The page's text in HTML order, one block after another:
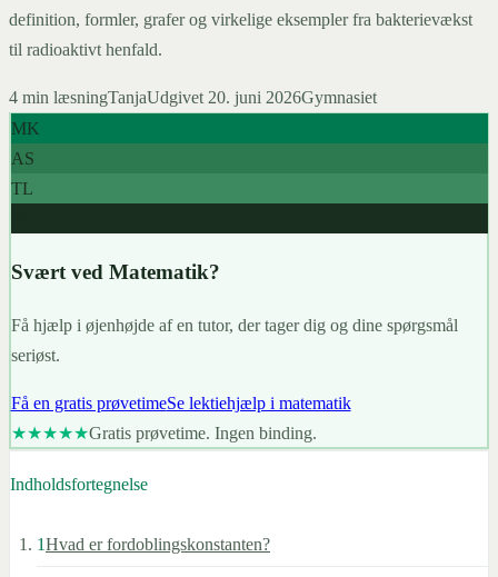
definition, formler, grafer og virkelige eksempler fra bakterievækst
til radioaktivt henfald.
4 min læsningTanjaUdgivet 20. juni 2026Gymnasiet
MK
AS
TL
Svært ved Matematik?
Få hjælp i øjenhøjde af en tutor, der tager dig og dine spørgsmål
seriøst.
Få en gratis prøvetimeSe lektiehjælp i matematik
★★★★★Gratis prøvetime. Ingen binding.
Indholdsfortegnelse
1Hvad er fordoblingskonstanten?